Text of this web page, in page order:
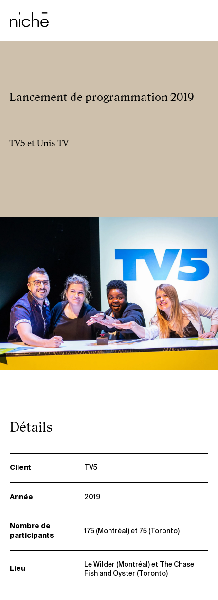
Lancement de programmation 2019
TV5 et Unis TV
Détails
Client TV5
Année 2019
Nombre de
participants
175 (Montréal) et 75 (Toronto)
Lieu
Le Wilder (Montréal) et The Chase
Fish and Oyster (Toronto)